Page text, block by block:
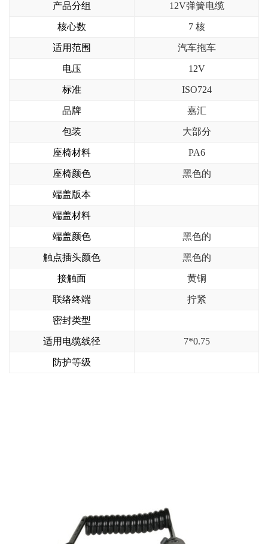
产品分组 12V弹簧电缆
核心数 7 核
适用范围 汽车拖车
电压 12V
标准 ISO724
品牌 嘉汇
包装 大部分
座椅材料 PA6
座椅颜色 黑色的
端盖版本
端盖材料
端盖颜色 黑色的
触点插头颜色 黑色的
接触面 黄铜
联络终端 拧紧
密封类型
适用电缆线径 7*0.75
防护等级